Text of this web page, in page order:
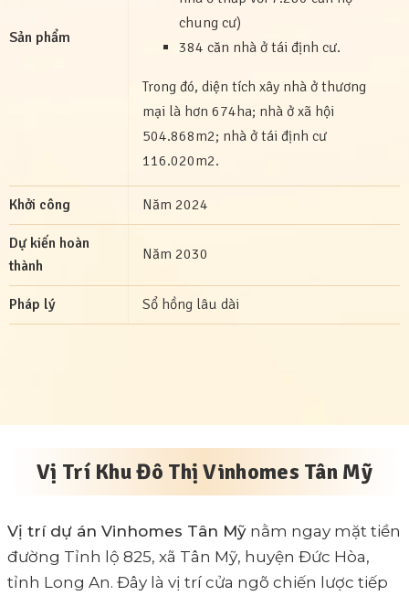
Sản phẩm
chung cư)
384 căn nhà ở tái định cư.
Trong đó, diện tích xây nhà ở thương
mại là hơn 674ha; nhà ở xã hội
504.868m2; nhà ở tái định cư
116.020m2.
Khởi công Năm 2024
Dự kiến hoàn
thành
Năm 2030
Pháp lý Sổ hồng lâu dài
Vị Trí Khu Đô Thị Vinhomes Tân Mỹ
Vị trí dự án Vinhomes Tân Mỹ nằm ngay mặt tiền
đường Tỉnh lộ 825, xã Tân Mỹ, huyện Đức Hòa,
tỉnh Long An. Đây là vị trí cửa ngõ chiến lược tiếp